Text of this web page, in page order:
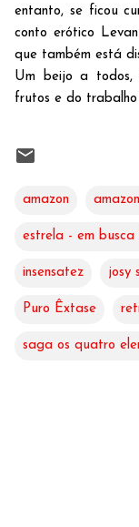
entanto, se ficou
conto erótico
que também está
Um beijo a todos,
frutos e do trabalho
amazon
estrela - em busca
insensatez josy
Puro Êxtase
saga os quatro